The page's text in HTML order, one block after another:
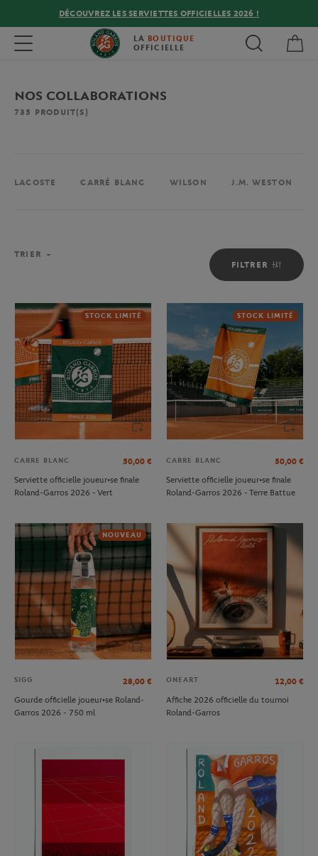
DÉCOUVREZ LES SERVIETTES OFFICIELLES 2026 !
Toggle navigation LA BOUTIQUE
OFFICIELLE
NOS COLLABORATIONS
735 PRODUIT(S)
LACOSTE CARRÉ BLANC WILSON J.M. WESTON
FILTRER
TRIER
STOCK LIMITÉ
CARRE BLANC 50,00 €
Serviette officielle joueur•se finale
Roland-Garros 2026 - Vert
STOCK LIMITÉ
CARRE BLANC 50,00 €
Serviette officielle joueur•se finale
Roland-Garros 2026 - Terre Battue
NOUVEAU
SIGG 28,00 €
Gourde officielle joueur•se Roland-
Garros 2026 - 750 ml
ONEART 12,00 €
Affiche 2026 officielle du tournoi
Roland-Garros